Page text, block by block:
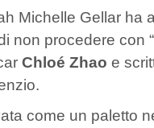
Michelle Gellar ha
non procedere con “
Chloé Zhao e
come un paletto